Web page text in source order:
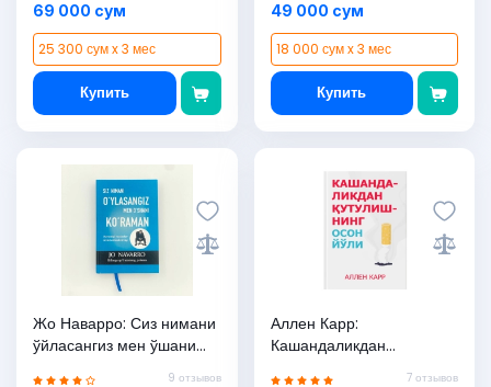
69 000 сум
25 300 сум x 3 мес
Купить
49 000 сум
18 000 сум x 3 мес
Купить
Жо Наварро: Сиз нимани
ўйласангиз мен ўшани
кўраман (қаттиқ муқова)
9 отзывов
Аллен Карр:
Кашандаликдан
қутулишнинг осон йўли7 отзывов